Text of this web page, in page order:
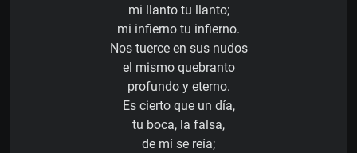
mi llanto tu llanto;
mi infierno tu infierno.
Nos tuerce en sus nudos
el mismo quebranto
profundo y eterno.
Es cierto que un día,
tu boca, la falsa,
de mí se reía;